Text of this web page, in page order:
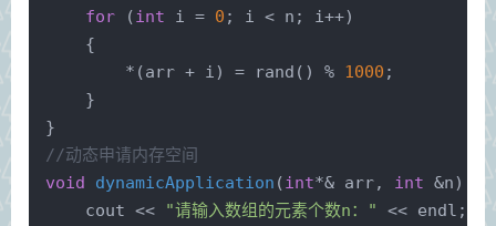
for (int i = 0 ; i < n; i++)
    {
        *(arr + i) =
rand () % 1000 ;
    }
}
//动态申请内存空间
void
dynamicApplication (int*& arr, int &n)
    cout <<
"请输入数组的元素个数n："
<< endl;